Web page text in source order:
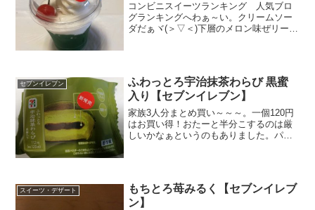
コンビニスイーツランキング 人気ブロ
グランキングへわぁ～い。クリームソー
ダだぁヾ(＞▽＜)下層のメロン味ぜリーこ
食べたのと同じ。光に...
セブンイレブン
ふわっとろ宇治抹茶わらび 黒蜜
入り【セブンイレブン】
家族3人分まとめ買い～～～。一個120円
はお買い得！おたーと半分こするのは厳
しいかなぁというのもありました。パッ
べる前からわかるこの...
スイーツ・デザート
もちとろ苺みるく【セブンイレブ
ン】